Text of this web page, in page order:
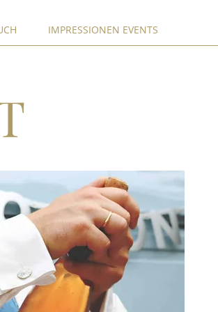
IMPRESSIONEN EVENTS